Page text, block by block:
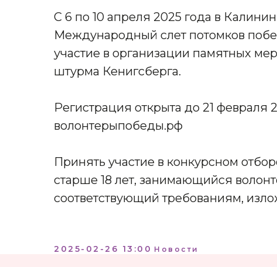
С 6 по 10 апреля 2025 года в
Международный слет потомков
участие в организации памятных
штурма Кенигсберга.
Регистрация открыта до 21 февраля
волонтерыпобеды.рф
Принять участие в конкурсном
старше 18 лет, занимающийся
соответствующий требованиям,
2025-02-26 13:00 Новости